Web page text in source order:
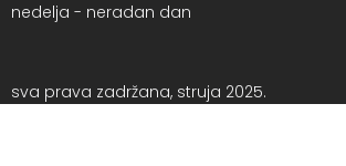
nedelja - neradan dan
sva prava zadržana, struja 2025.